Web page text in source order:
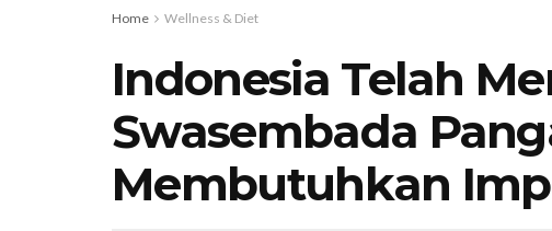
Home Wellness & Diet
Indonesia Telah
Swasembada
Membutuhkan